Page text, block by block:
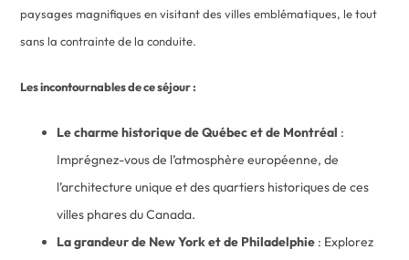
paysages magnifiques en visitant des villes emblématiques, le tout
sans la contrainte de la conduite.
Les incontournables de ce séjour :
Le charme historique de Québec et de Montréal :
Imprégnez-vous de l’atmosphère européenne, de
l’architecture unique et des quartiers historiques de ces
villes phares du Canada.
La grandeur de New York et de Philadelphie : Explorez